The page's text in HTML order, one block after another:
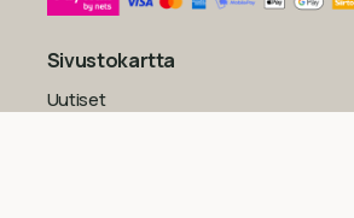
Sivustokartta
Uutiset